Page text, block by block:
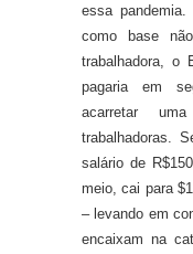
essa
como base
trabalhadora, o
pagaria em
acarretar
trabalhadoras.
salário de
meio, cai para
– levando em
encaixam na